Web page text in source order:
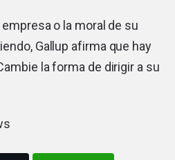
o la moral de su
Gallup afirma que hay
la forma de dirigir a su